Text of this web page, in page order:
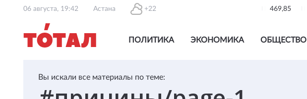
06 августа, 19:42 Астана +22 469,85
ПОЛИТИКА ЭКОНОМИКА ОБЩЕСТВО
Вы искали все материалы по теме: